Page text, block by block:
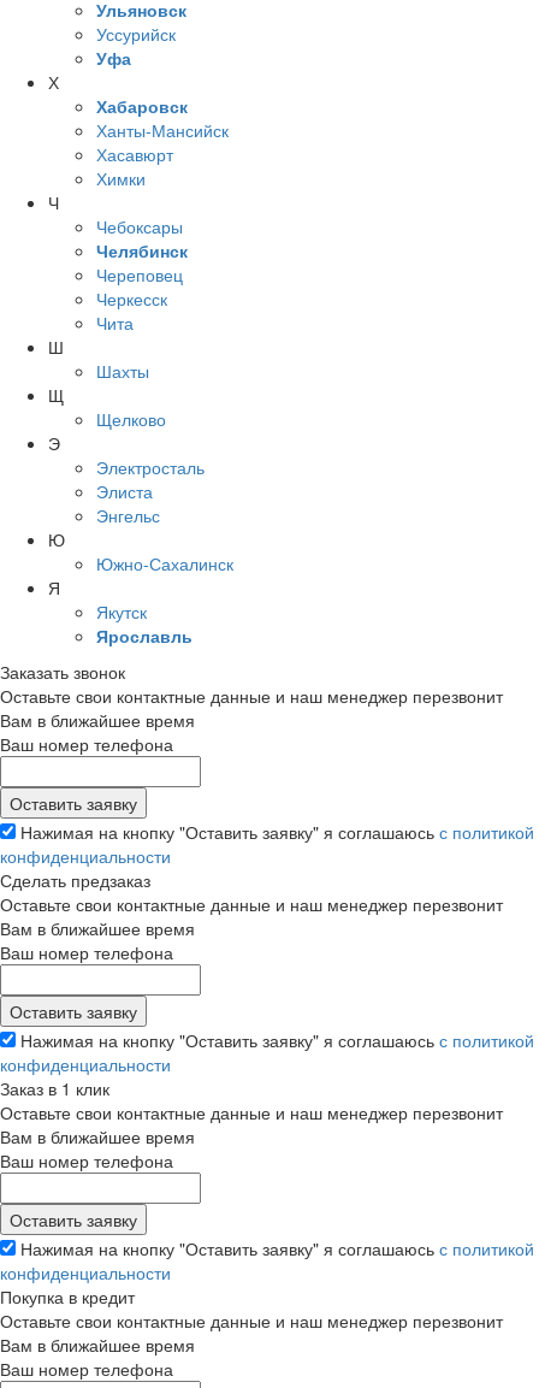
Ульяновск
Уссурийск
Уфа
Х
Хабаровск
Ханты-Мансийск
Хасавюрт
Химки
Ч
Чебоксары
Челябинск
Череповец
Черкесск
Чита
Ш
Шахты
Щ
Щелково
Э
Электросталь
Элиста
Энгельс
Ю
Южно-Сахалинск
Я
Якутск
Ярославль
Заказать звонок
Оставьте свои контактные данные и наш менеджер перезвонит
Вам в ближайшее время
Ваш номер телефона
Нажимая на кнопку "Оставить заявку" я соглашаюсь с политикой
конфиденциальности
Сделать предзаказ
Оставьте свои контактные данные и наш менеджер перезвонит
Вам в ближайшее время
Ваш номер телефона
Нажимая на кнопку "Оставить заявку" я соглашаюсь с политикой
конфиденциальности
Заказ в 1 клик
Оставьте свои контактные данные и наш менеджер перезвонит
Вам в ближайшее время
Ваш номер телефона
Нажимая на кнопку "Оставить заявку" я соглашаюсь с политикой
конфиденциальности
Покупка в кредит
Оставьте свои контактные данные и наш менеджер перезвонит
Вам в ближайшее время
Ваш номер телефона